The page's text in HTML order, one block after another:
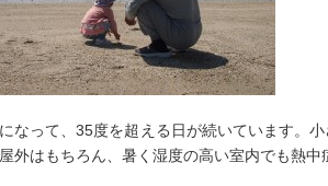
なって、35度を超える日が続いています。
外はもちろん、暑く湿度の高い室内でも熱